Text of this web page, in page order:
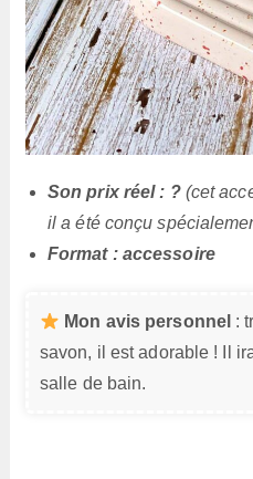
Son prix réel : ?(cet
il a été conçu
Format : accessoire
Mon avis personnel :
savon, il est adorable ! Il
salle de bain.